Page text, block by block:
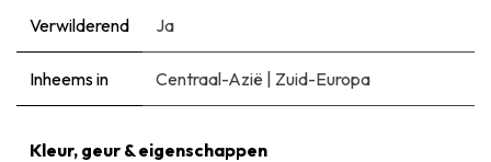
Verwilderend Ja
Inheems in Centraal-Azië | Zuid-Europa
Kleur, geur & eigenschappen